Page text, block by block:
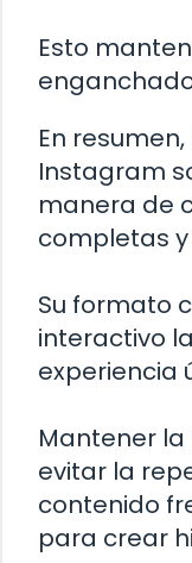
Esto
En
Instagram
manera de
completas
Su formato
interactivo
experiencia
Mantener
evitar la
contenido
para crear